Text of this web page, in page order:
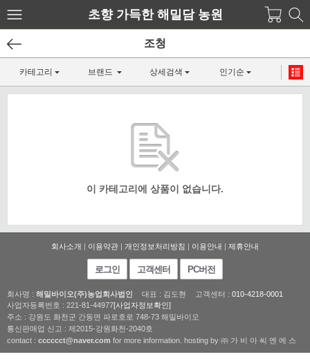
초향 가득한 해밀담 농원
조청
카테고리 브랜드 상세검색 인기순
이 카테고리에 상품이 없습니다.
회사소개 | 이용약관 | 개인정보처리방침 | 이용안내 | 제휴안내
로그인 고객센터 PC버전
회사명 : 해밀바이오(주)농업회사법인 대표 : 김도현 고객센터 : 010-4218-0001
사업자등록번호 : 221-81-44977[사업자정보확인]
주소 : 강원도 화천군 간동면 파로호로 748-73 해밀바이오
통신판매업 신고 : 제2015-강원화천-2040호
contact : cccccct@naver.com for more information. hosting by ㈜ 가 비 아 씨 엔 에 스